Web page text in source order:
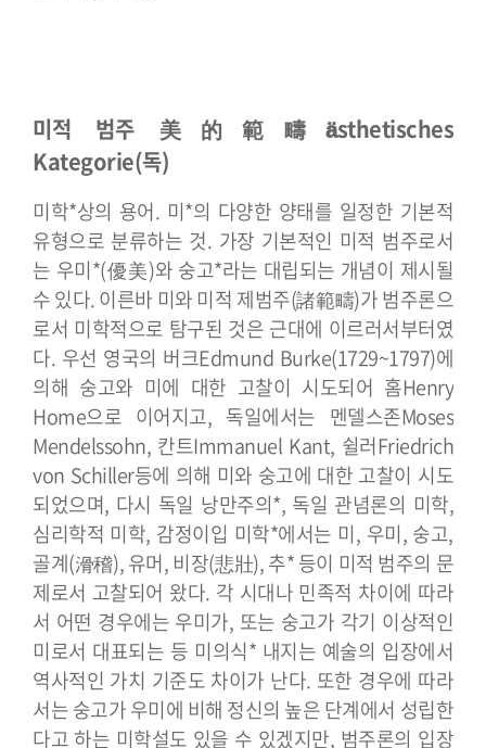
미적 범주 美的範疇 ästhetisches
Kategorie(독)
미학*상의 용어. 미*의 다양한 양태를 일정한 기본적
유형으로 분류하는 것. 가장 기본적인 미적 범주로서
는 우미*(優美)와 숭고*라는 대립되는 개념이 제시될
수 있다. 이른바 미와 미적 제범주(諸範疇)가 범주론으
로서 미학적으로 탐구된 것은 근대에 이르러서부터였
다. 우선 영국의 버크Edmund Burke(1729~1797)에
의해 숭고와 미에 대한 고찰이 시도되어 홈Henry
Home으로 이어지고, 독일에서는 멘델스존Moses
Mendelssohn, 칸트Immanuel Kant, 쉴러Friedrich
von Schiller등에 의해 미와 숭고에 대한 고찰이 시도
되었으며, 다시 독일 낭만주의*, 독일 관념론의 미학,
심리학적 미학, 감정이입 미학*에서는 미, 우미, 숭고,
골계(滑稽), 유머, 비장(悲壯), 추* 등이 미적 범주의 문
제로서 고찰되어 왔다. 각 시대나 민족적 차이에 따라
서 어떤 경우에는 우미가, 또는 숭고가 각기 이상적인
미로서 대표되는 등 미의식* 내지는 예술의 입장에서
역사적인 가치 기준도 차이가 난다. 또한 경우에 따라
서는 숭고가 우미에 비해 정신의 높은 단계에서 성립한
다고 하는 미학설도 있을 수 있겠지만, 범주론의 입장